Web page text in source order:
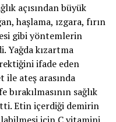
açısından büyük
haşlama, ızgara, fırın
gibi yöntemlerin
Yağda kızartma
ifade eden
ile ateş arasında
sağlık
Etin içerdiği demirin